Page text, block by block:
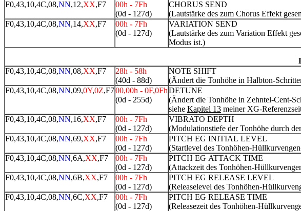
F0,43,10,4C,08,NN,12,XX,F7
00h - 7Fh
(0d - 127d)
CHORUS SEND
(Lautstärke des zum Chorus Effekt
F0,43,10,4C,08,NN,14,XX,F7
00h - 7Fh
(0d - 127d)
VARIATION SEND
(Lautstärke des zum Variation Effekt
Modus ist.)
F0,43,10,4C,08,NN,08,XX,F7
28h - 58h
(40d - 88d)
NOTE SHIFT
(Ändert die Tonhöhe in Halbton-
F0,43,10,4C,08,NN,09,0Y,0Z,F700,00h - 0F,0Fh
(0d - 255d)
DETUNE
(Ändert die Tonhöhe in Zehntel-Cent-
siehe Kapitel 13 meiner XG-
F0,43,10,4C,08,NN,16,XX,F7
00h - 7Fh
(0d - 127d)
VIBRATO DEPTH
(Modulationstiefe der Tonhöhe durch
F0,43,10,4C,08,NN,69,XX,F7
00h - 7Fh
(0d - 127d)
PITCH EG INITIAL LEVEL
(Startlevel des Tonhöhen-
F0,43,10,4C,08,NN,6A,XX,F7
00h - 7Fh
(0d - 127d)
PITCH EG ATTACK TIME
(Attackzeit des Tonhöhen-
F0,43,10,4C,08,NN,6B,XX,F7
00h - 7Fh
(0d - 127d)
PITCH EG RELEASE LEVEL
(Releaselevel des Tonhöhen-
F0,43,10,4C,08,NN,6C,XX,F7
00h - 7Fh
(0d - 127d)
PITCH EG RELEASE TIME
(Releasezeit des Tonhöhen-